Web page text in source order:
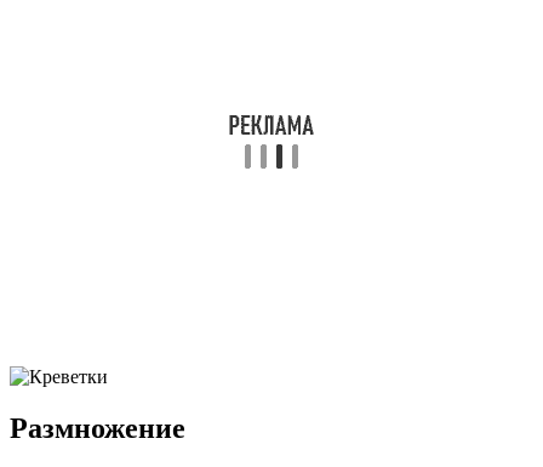
Размножение